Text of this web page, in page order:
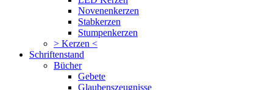
Novenenkerzen
Stabkerzen
Stumpenkerzen
> Kerzen <
Schriftenstand
Bücher
Gebete
Glaubenszeugnisse